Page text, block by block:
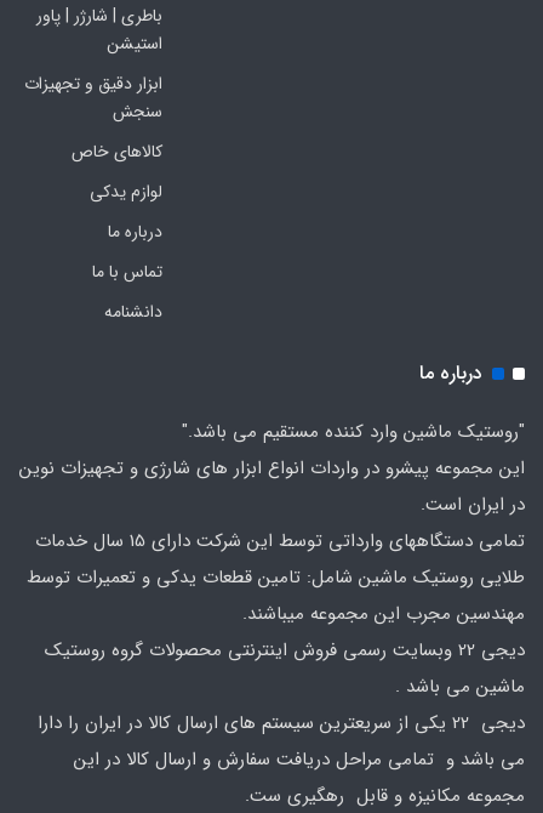
باطری | شارژر | پاور
استیشن
ابزار دقیق و تجهیزات
سنجش
کالاهای خاص
لوازم یدکی
درباره ما
تماس با ما
دانشنامه
درباره ما
"روستیک ماشین وارد کننده مستقیم می باشد."
این مجموعه پیشرو در واردات انواع ابزار های شارژی و تجهیزات نوین
در ایران است.
تمامی دستگاههای وارداتی توسط این شرکت دارای 15 سال خدمات
طلایی روستیک ماشین شامل: تامین قطعات یدکی و تعمیرات توسط
مهندسین مجرب این مجموعه میباشند.
دیجی 22 وبسایت رسمی فروش اینترنتی محصولات گروه روستیک
ماشین می باشد .
دیجی 22 یکی از سریعترین سیستم های ارسال کالا در ایران را دارا
می باشد و تمامی مراحل دریافت سفارش و ارسال کالا در این
مجموعه مکانیزه و قابل رهگیری ست.